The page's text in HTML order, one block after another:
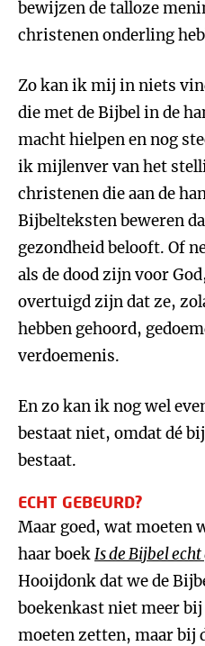
bewijzen de talloze
christenen onderling
Zo kan ik mij in niets
die met de Bijbel in de
macht hielpen en nog
ik mijlenver van het
christenen die aan de
Bijbelteksten beweren
gezondheid belooft. Of
als de dood zijn voor
overtuigd zijn dat ze,
hebben gehoord,
verdoemenis.
En zo kan ik nog wel
bestaat niet, omdat dé
bestaat.
ECHT GEBEURD?
Maar goed, wat moeten
haar boekIs de Bijbel
Hooijdonk dat we de
boekenkast niet meer
moeten zetten, maar bij